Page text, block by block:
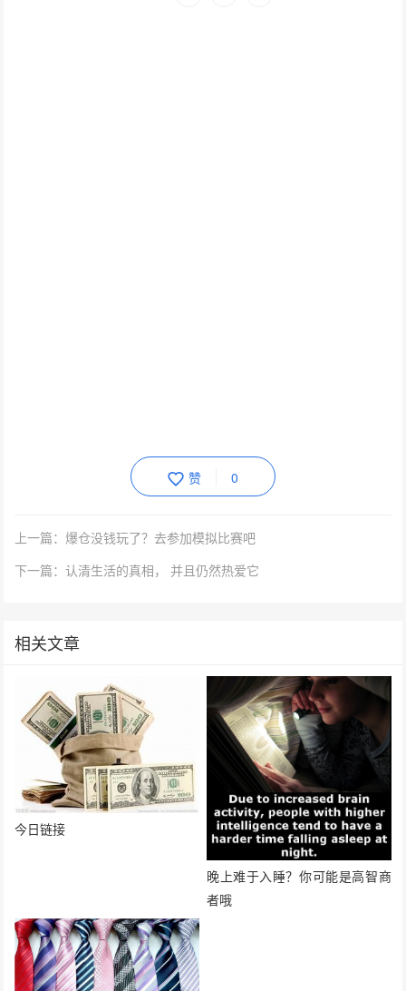
赞 0
上一篇：爆仓没钱玩了？去参加模拟比赛吧
下一篇：认清生活的真相， 并且仍然热爱它
相关文章
今日链接
晚上难于入睡？你可能是高智商
者哦